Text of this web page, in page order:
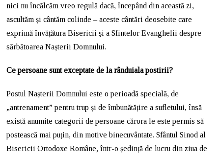
nici nu încălcăm vreo regulă dacă, începând din această zi,
ascultăm și cântăm colinde – aceste cântări deosebite care
exprimă învățătura Bisericii și a Sfintelor Evanghelii despre
sărbătoarea Nașterii Domnului.
Ce persoane sunt exceptate de la rânduiala postirii?
Postul Nașterii Domnului este o perioadă specială, de
„antrenament” pentru trup și de îmbunătățire a sufletului, însă
există anumite categorii de persoane cărora le este permis să
postească mai puțin, din motive binecuvântate. Sfântul Sinod al
Bisericii Ortodoxe Române, într-o ședință de lucru din ziua de